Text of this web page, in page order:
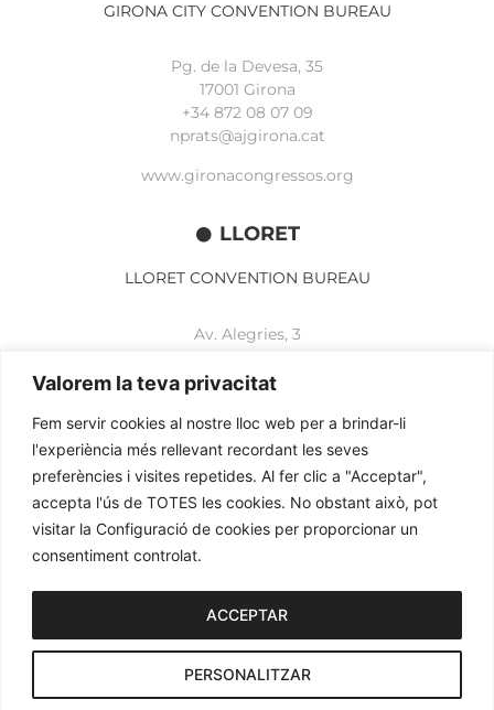
Valorem la teva privacitat
Fem servir cookies al nostre lloc web per a brindar-li
l'experiència més rellevant recordant les seves
preferències i visites repetides. Al fer clic a "Acceptar",
accepta l'ús de TOTES les cookies. No obstant això, pot
visitar la Configuració de cookies per proporcionar un
consentiment controlat.
PERSONALITZAR
ACCEPTAR
GIRONA CITY CONVENTION BUREAU
Pg. de la Devesa, 35
17001 Girona
+34 872 08 07 09
nprats@ajgirona.cat
www.gironacongressos.org
LLORET
LLORET CONVENTION BUREAU
Av. Alegries, 3
+34 972 365 788
www.lloretcb.org
Legal advice
Privacy policy
2026© OGL MEETINGS. All rights reserved.
iònic.web